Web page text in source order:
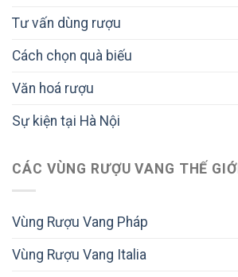
Tư vấn dùng rượu
Cách chọn quà biếu
Văn hoá rượu
Sự kiện tại Hà Nội
CÁC VÙNG RƯỢU VANG THẾ GIỚI
Vùng Rượu Vang Pháp
Vùng Rượu Vang Italia